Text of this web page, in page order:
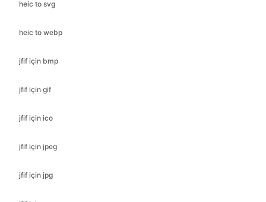
jfif için bmp
jfif için gif
jfif için ico
jfif için jpeg
jfif için jpg
jfif için png
jfif için webp